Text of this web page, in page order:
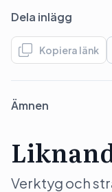
Dela inlägg
Kopiera länk
Ämnen
Verktyg och